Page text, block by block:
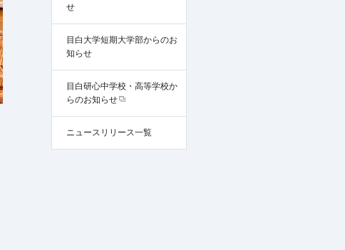
せ
目白大学短期大学部からのお
知らせ
目白研心中学校・高等学校か
らのお知らせ
ニュースリリース一覧